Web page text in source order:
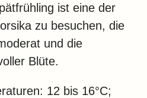
ist eine der
zu besuchen, die
und die
Blüte.
12 bis 16°C;